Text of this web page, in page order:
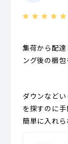
集荷から配
ング後の梱
ダウンなど
を探すのに
簡単に入れら